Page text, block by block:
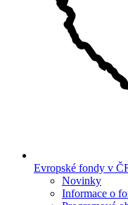
Evropské fondy v
Novinky
Informace o